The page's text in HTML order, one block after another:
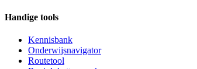
Handige tools
Kennisbank
Onderwijsnavigator
Routetool